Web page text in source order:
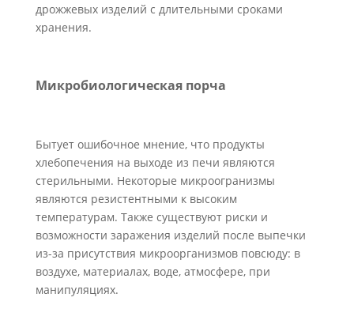
дрожжевых изделий с длительными сроками
хранения.
Микробиологическая порча
Бытует ошибочное мнение, что продукты
хлебопечения на выходе из печи являются
стерильными. Некоторые микроогранизмы
являются резистентными к высоким
температурам. Также существуют риски и
возможности заражения изделий после выпечки
из-за присутствия микроорганизмов повсюду: в
воздухе, материалах, воде, атмосфере, при
манипуляциях.